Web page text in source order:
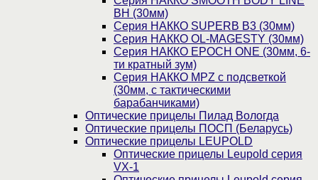
BH (30мм)
Серия НАККО SUPERB B3 (30мм)
Серия НАККО OL-MAGESTY (30мм)
Серия НАККО EPOCH ONE (30мм, 6-
ти кратный зум)
Серия НАККО MPZ с подсветкой
(30мм, c тактическими
барабанчиками)
Оптические прицелы Пилад Вологда
Оптические прицелы ПОСП (Беларусь)
Оптические прицелы LEUPOLD
Оптические прицелы Leupold серия
VX-1